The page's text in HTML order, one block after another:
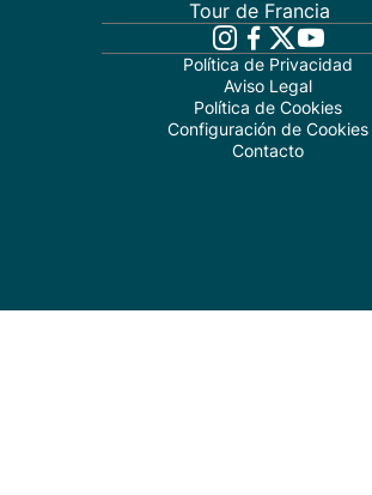
Tour de Francia
Política de Privacidad
Aviso Legal
Política de Cookies
Configuración de Cookies
Contacto